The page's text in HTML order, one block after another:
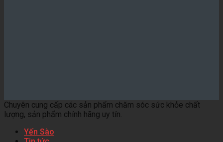
Chuyên cung cấp các sản phẩm chăm sóc sức khỏe chất
lượng, sản phẩm chính hãng uy tín.
Yến Sào